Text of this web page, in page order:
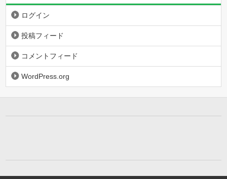
ログイン
投稿フィード
コメントフィード
WordPress.org